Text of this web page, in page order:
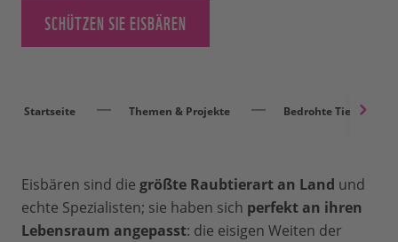
SCHÜTZEN SIE EISBÄREN
Startseite Themen & Projekte Bedrohte Tierarten
Eisbären sind die größte Raubtierart an Land und
echte Spezialisten; sie haben sich perfekt an ihren
Lebensraum angepasst: die eisigen Weiten der